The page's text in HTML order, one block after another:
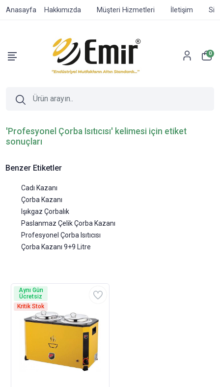
Anasayfa Hakkımızda Müşteri Hizmetleri İletişim
0
'Profesyonel Çorba Isıtıcısı' kelimesi için etiket
sonuçları
Benzer Etiketler
Cadı Kazanı
Çorba Kazanı
Işıkgaz Çorbalık
Paslanmaz Çelik Çorba Kazanı
Profesyonel Çorba Isıtıcısı
Çorba Kazanı 9+9 Litre
Aynı Gün
Ücretsiz
Kritik Stok